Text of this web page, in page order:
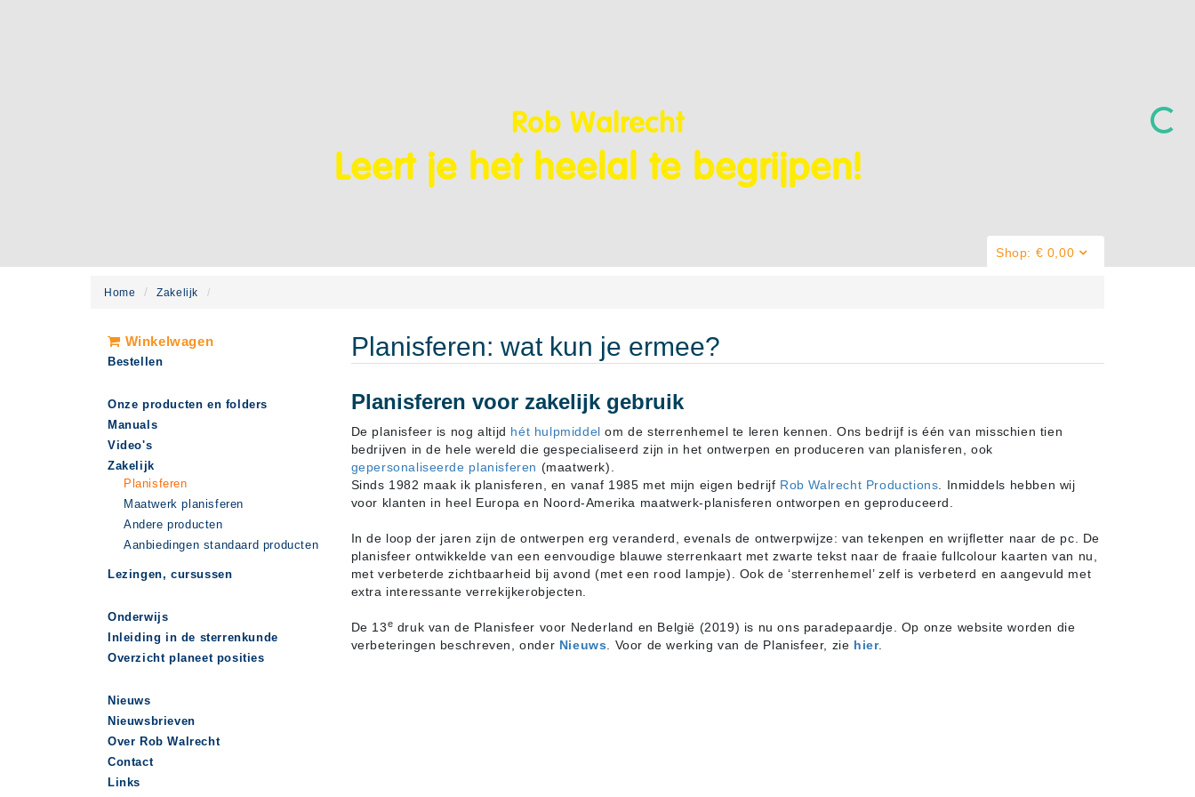
Rob Walrecht
Leert je het heelal te begrijpen!
Shop: € 0,00
Home Zakelijk
Winkelwagen
Bestellen
Onze producten en folders
Manuals
Video's
Zakelijk
Planisferen
Maatwerk planisferen
Andere producten
Aanbiedingen standaard producten
Lezingen, cursussen
Onderwijs
Inleiding in de sterrenkunde
Overzicht planeet posities
Nieuws
Nieuwsbrieven
Over Rob Walrecht
Contact
Links
Planisferen: wat kun je ermee?
Planisferen voor zakelijk gebruik
De planisfeer is nog altijd hét hulpmiddel om de sterrenhemel te leren kennen. Ons bedrijf is één van misschien tien
bedrijven in de hele wereld die gespecialiseerd zijn in het ontwerpen en produceren van planisferen, ook
gepersonaliseerde planisferen (maatwerk).
Sinds 1982 maak ik planisferen, en vanaf 1985 met mijn eigen bedrijf Rob Walrecht Productions . Inmiddels hebben wij
voor klanten in heel Europa en Noord-Amerika maatwerk-planisferen ontworpen en geproduceerd.
In de loop der jaren zijn de ontwerpen erg veranderd, evenals de ontwerpwijze: van tekenpen en wrijfletter naar de pc. De
planisfeer ontwikkelde van een eenvoudige blauwe sterrenkaart met zwarte tekst naar de fraaie fullcolour kaarten van nu,
met verbeterde zichtbaarheid bij avond (met een rood lampje). Ook de ‘sterrenhemel’ zelf is verbeterd en aangevuld met
extra interessante verrekijkerobjecten.
De 13e druk van de Planisfeer voor Nederland en België (2019) is nu ons paradepaardje. Op onze website worden die
verbeteringen beschreven, onder Nieuws . Voor de werking van de Planisfeer, zie hier.